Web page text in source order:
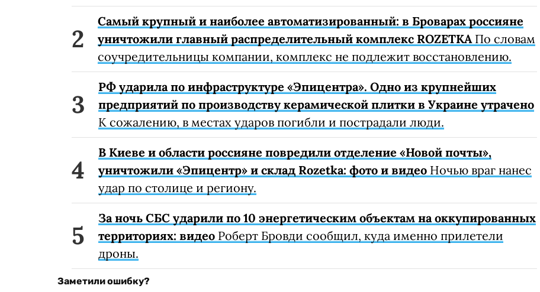
Самый крупный и наиболее автоматизированный: в Броварах россияне
уничтожили главный распределительный комплекс ROZETKAПо словам
соучредительницы компании, комплекс не подлежит восстановлению.
РФ ударила по инфраструктуре «Эпицентра». Одно из крупнейших
предприятий по производству керамической плитки в Украине утрачено
К сожалению, в местах ударов погибли и пострадали люди.
В Киеве и области россияне повредили отделение «Новой почты»,
уничтожили «Эпицентр» и склад Rozetka: фото и видео Ночью враг нанес
удар по столице и региону.
За ночь СБС ударили по 10 энергетическим объектам на оккупированных
территориях: видео Роберт Бровди сообщил, куда именно прилетели
дроны.
Заметили ошибку?